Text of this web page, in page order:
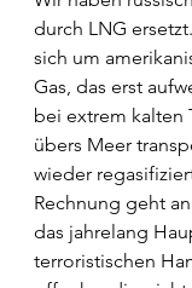
durch LNG
sich um
Gas, das erst
bei extrem kalten
übers Meer
wieder
Rechnung geht
das jahrelang
terroristischen